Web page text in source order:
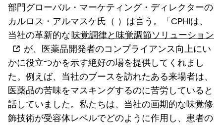
部門グローバル・マーケティング・ディレクターの
カルロス・アルマスケ氏（ ）は言う。「CPHIは、
当社の革新的な味覚調律と味覚調節ソリューション
が、医薬品開発者のコンプライアンス向上にい
かに役立つかを示す絶好の場を提供してくれまし
た。例えば、当社のブースを訪れたある来場者は、
医薬品の苦味をマスキングするのに苦労していると
話していました。私たちは、当社の画期的な味覚修
飾技術が受容体レベルでどのように作用し、患者の